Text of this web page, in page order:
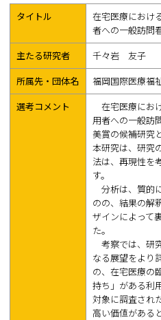
タイトル
在宅医療におけ
者への一般訪問
主たる研究者
千々岩 友子
所属先・団体名
福岡国際医療福
選考コメント
在宅医療にお
用者への一般訪
美賞の候補研究
本研究は、研究
法は、再現性を
す。
分析は、質的
のの、結果の解
ザインによって
た。
考察では、研
なる展望をより
の、在宅医療の
持ち」がある利
対象に調査され
高い価値がある